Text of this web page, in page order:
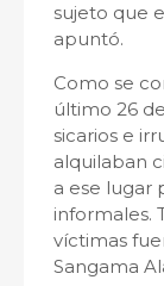
sujeto que
apuntó.
Como se
último 26
sicarios e
alquilaban
a ese lugar
informales.
víctimas
Sangama